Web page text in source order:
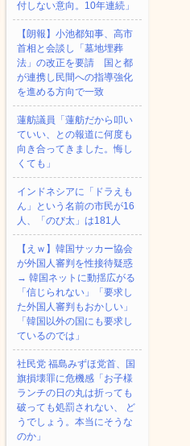
付しない意向。10年連続」
【朗報】小池都知事、高市
首相と会談し「墓地埋葬
法」の改正を要請 国と都
が連携し民間への指導強化
を進める方向で一致
蓮舫議員「蓮舫だから叩い
ていい、との報道に何度も
向き合ってきました。悔し
くても」
インドネシアに「ドラえも
ん」という名前の市民が16
人、「のび太」は181人
【えｗ】韓国サッカー協会
が外国人審判を性接待疑惑
→ 韓国ネットに動揺広がる
「信じられない」「要求し
た外国人審判もおかしい」
「韓国以外の国にも要求し
ているのでは」
社民党 福島みずほ党首、国
旗損壊罪に危機感「お子様
ランチの日の丸は折っても
破っても処罰されない、 ど
うでしょう。本当にそうな
のか」